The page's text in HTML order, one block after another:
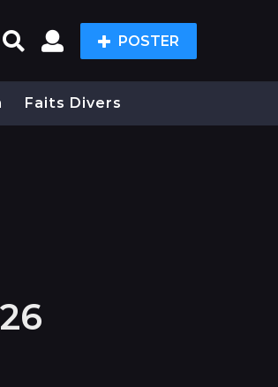
POSTER
Faits Divers